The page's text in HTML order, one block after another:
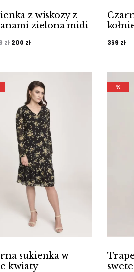
z wiskozy z
zielona midi
zł Pierwotna
wynosiła:
499 zł.
200 złAktualna
wynosi:
200 zł.
369 zł
sukienka w
kwiaty
%